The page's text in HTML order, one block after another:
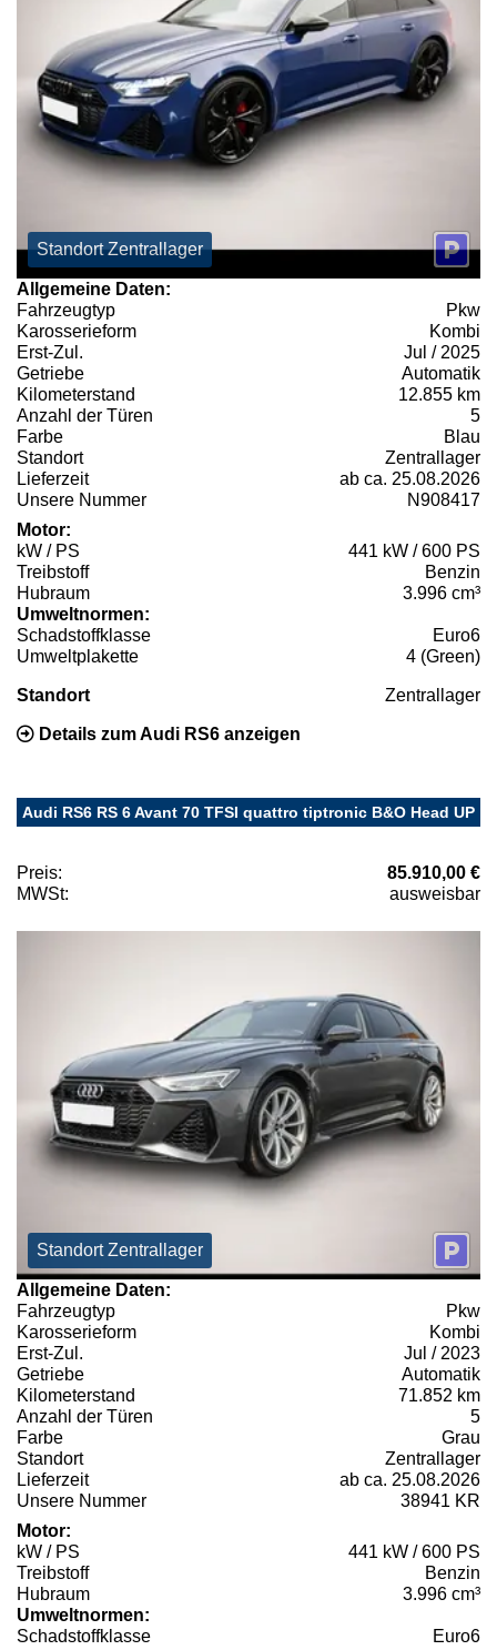
Standort Zentrallager
Allgemeine Daten:
Fahrzeugtyp
Pkw
Karosserieform
Kombi
Erst-Zul.
Jul / 2025
Getriebe
Automatik
Kilometerstand
12.855 km
Anzahl der Türen
5
Farbe
Blau
Standort
Zentrallager
Lieferzeit
ab ca. 25.08.2026
Unsere Nummer
N908417
Motor:
kW / PS
441 kW / 600 PS
Treibstoff
Benzin
Hubraum
3.996 cm³
Umweltnormen:
Schadstoffklasse
Euro6
Umweltplakette
4 (Green)
Standort Zentrallager
Details zum Audi RS6 anzeigen
Audi RS6 RS 6 Avant 70 TFSI quattro tiptronic B&O Head UP
Preis:
85.910,00 €
MWSt:
ausweisbar
Standort Zentrallager
Allgemeine Daten:
Fahrzeugtyp
Pkw
Karosserieform
Kombi
Erst-Zul.
Jul / 2023
Getriebe
Automatik
Kilometerstand
71.852 km
Anzahl der Türen
5
Farbe
Grau
Standort
Zentrallager
Lieferzeit
ab ca. 25.08.2026
Unsere Nummer
38941 KR
Motor:
kW / PS
441 kW / 600 PS
Treibstoff
Benzin
Hubraum
3.996 cm³
Umweltnormen:
Schadstoffklasse
Euro6